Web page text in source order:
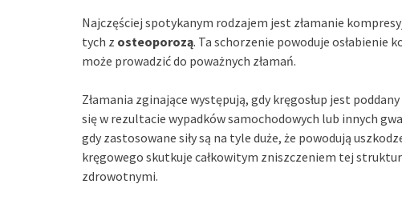
Najczęściej spotykanym rodzajem jest złamanie
tych z osteoporozą. Ta schorzenie powoduje osłabienie
może prowadzić do poważnych złamań.
Złamania zginające występują, gdy kręgosłup jest
się w rezultacie wypadków samochodowych lub innych
gdy zastosowane siły są na tyle duże, że powodują
kręgowego skutkuje całkowitym zniszczeniem tej
zdrowotnymi.